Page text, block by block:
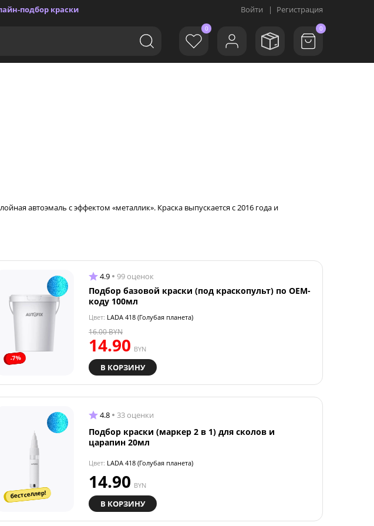
подбор краски Войти | Регистрация
0 0
автоэмаль с эффектом «металлик». Краска выпускается с 2016 года и
-7%
4.9 99 оценок
Подбор базовой краски (под краскопульт) по OEM-
коду 100мл
Цвет: LADA 418 (Голубая планета)
14.90 BYN
16.00BYN
В КОРЗИНУ
бестселлер!
4.8 33 оценки
Подбор краски (маркер 2 в 1) для сколов и
царапин 20мл
Цвет: LADA 418 (Голубая планета)
14.90 BYN
В КОРЗИНУ